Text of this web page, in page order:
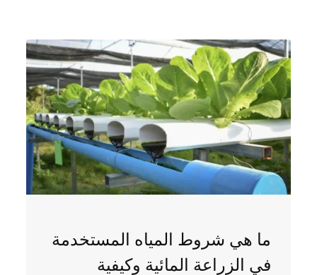
ما هي شروط المياه المستخدمة
في الزراعة المائية وكيفية